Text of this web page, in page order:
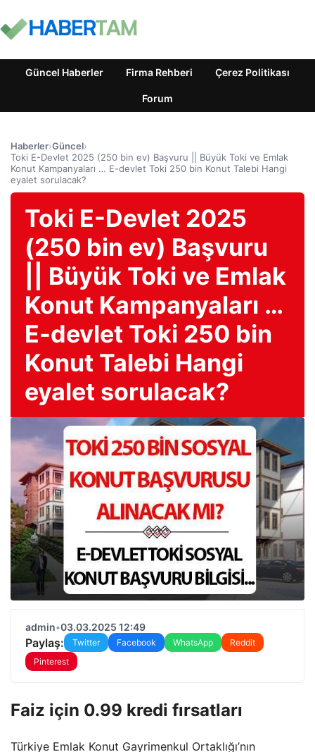
Güncel Haberler Firma Rehberi Çerez Politikası
Forum
Haberler›Güncel›
Toki E-Devlet 2025 (250 bin ev) Başvuru || Büyük Toki ve Emlak
Konut Kampanyaları … E-devlet Toki 250 bin Konut Talebi Hangi
eyalet sorulacak?
Toki E-Devlet 2025
(250 bin ev) Başvuru
|| Büyük Toki ve Emlak
Konut Kampanyaları …
E-devlet Toki 250 bin
Konut Talebi Hangi
eyalet sorulacak?
admin•03.03.2025 12:49
Paylaş: Twitter Facebook WhatsApp
Reddit
Pinterest
Faiz için 0.99 kredi fırsatları
Türkiye Emlak Konut Gayrimenkul Ortaklığı’nın